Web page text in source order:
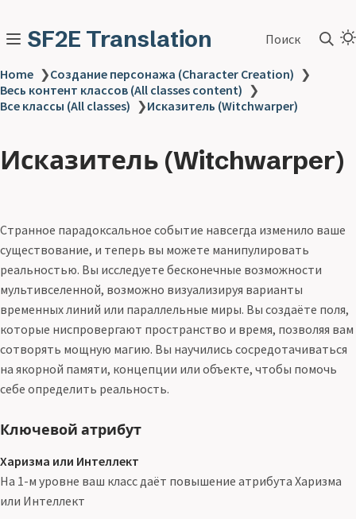
SF2E Translation Поиск
Home ❯Создание персонажа (Character Creation) ❯
Весь контент классов (All classes content) ❯
Все классы (All classes) ❯Исказитель (Witchwarper)
Исказитель (Witchwarper)
Странное парадоксальное событие навсегда изменило ваше
существование, и теперь вы можете манипулировать
реальностью. Вы исследуете бесконечные возможности
мультивселенной, возможно визуализируя варианты
временных линий или параллельные миры. Вы создаёте поля,
которые ниспровергают пространство и время, позволяя вам
сотворять мощную магию. Вы научились сосредотачиваться
на якорной памяти, концепции или объекте, чтобы помочь
себе определить реальность.
Ключевой атрибут
Харизма или Интеллект
На 1-м уровне ваш класс даёт повышение атрибута Харизма
или Интеллект